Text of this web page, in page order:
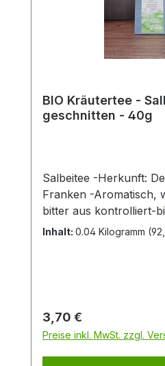
BIO Kräutertee -
geschnitten - 40g
Salbeitee -Herkunft:
Franken -Aromatisch,
bitter aus kontrolliert-
AnbauVerwendung:
kochendem Wasser
Minuten bedeckt ziehen
Inhalt: 0.04 Kilogramm
Regulärer Preis:
3,70 €
Preise inkl. MwSt. zzgl.